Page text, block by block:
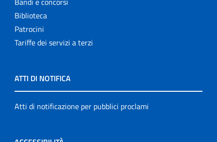
Biblioteca
Patrocini
Tariffe dei servizi a terzi
ATTI DI NOTIFICA
Atti di notificazione per pubblici proclami